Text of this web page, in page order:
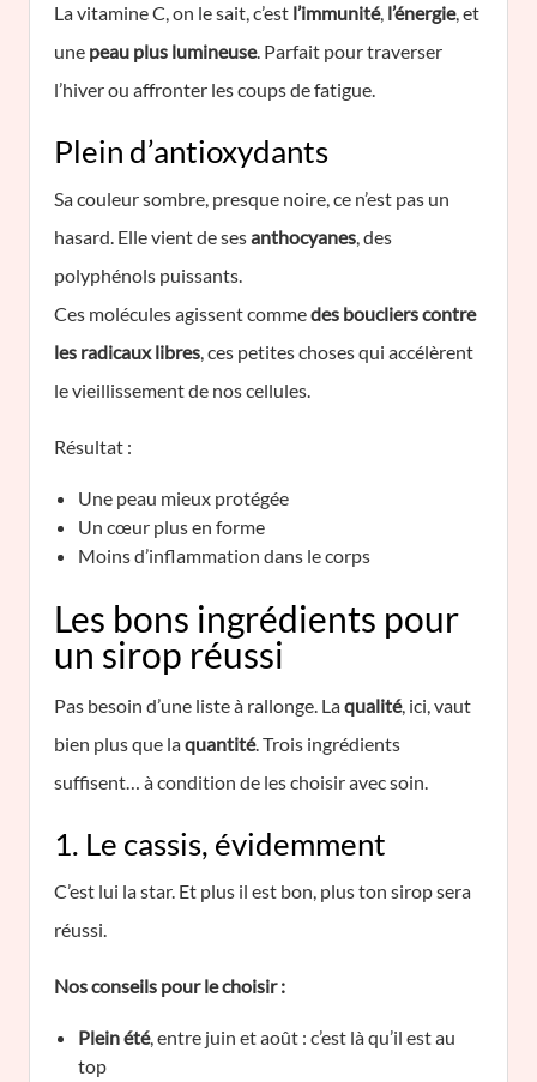
La vitamine C, on le sait, c’est l’immunité, l’énergie, et
une peau plus lumineuse. Parfait pour traverser
l’hiver ou affronter les coups de fatigue.
Plein d’antioxydants
Sa couleur sombre, presque noire, ce n’est pas un
hasard. Elle vient de sesanthocyanes, des
polyphénols puissants.
Ces molécules agissent commedes boucliers contre
les radicaux libres, ces petites choses qui accélèrent
le vieillissement de nos cellules.
Résultat :
Une peau mieux protégée
Un cœur plus en forme
Moins d’inflammation dans le corps
Les bons ingrédients pour
un sirop réussi
Pas besoin d’une liste à rallonge. Laqualité, ici, vaut
bien plus que laquantité. Trois ingrédients
suffisent… à condition de les choisir avec soin.
1. Le cassis, évidemment
C’est lui la star. Et plus il est bon, plus ton sirop sera
réussi.
Nos conseils pour le choisir :
Plein été, entre juin et août : c’est là qu’il est au
top